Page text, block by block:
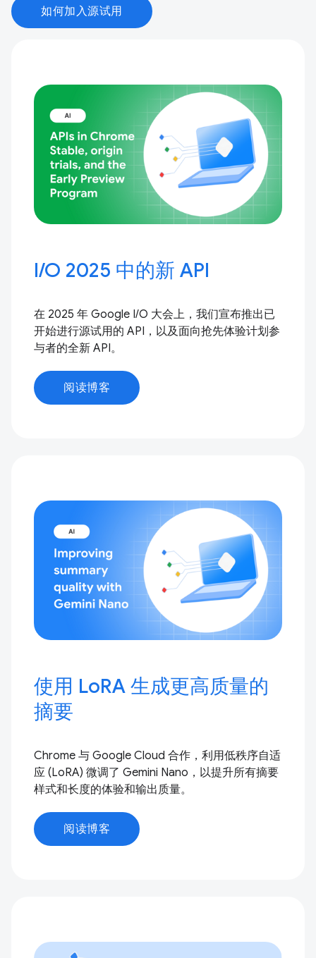
如何加入源试用
I / O 2025 中的新 API
在 2025 年 Google I / O 大会上，我们宣布推出已
开始进行源试用的 API，以及面向抢先体验计划参
与者的全新 API。
阅读博客
使用 LoRA 生成更高质量的
摘要
Chrome 与 Google Cloud 合作，利用低秩序自适
应 (LoRA) 微调了 Gemini Nano，以提升所有摘要
样式和长度的体验和输出质量。
阅读博客